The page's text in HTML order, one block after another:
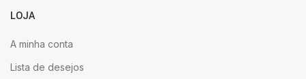
LOJA
A minha conta
Lista de desejos